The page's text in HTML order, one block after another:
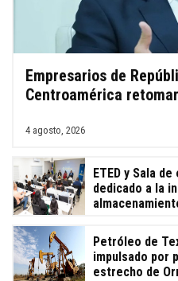
Empresarios de
Centroamérica
4 agosto, 2026
ETED y Sala
dedicado a la
Petróleo de
impulsado por
estrecho de